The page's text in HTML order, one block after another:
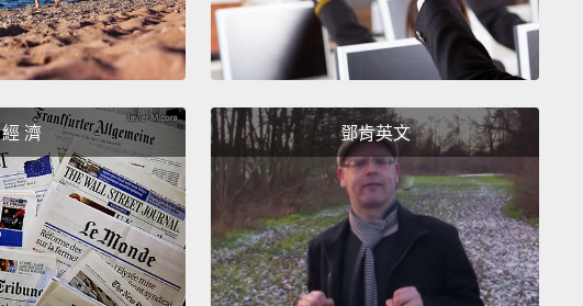
Oh, between the legs! Kobe Bryant!
噢，空中胯下換手扣籃!Kobe Bryant!
Check him out. Check him out.
看看他。你們看看他。
Playing with a flare, feel and instinct that for many,
conjured Michael Jordan.
他打球時鋒芒、他的球風、球感，讓許多人聯想到 Michael
經 濟 鄧肯英文